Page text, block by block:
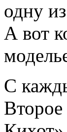
одну
А вот
С
Второе